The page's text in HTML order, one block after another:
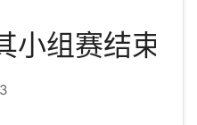
小组赛结束